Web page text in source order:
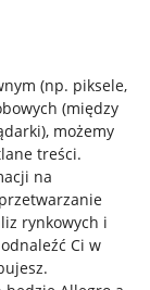
(np. piksele,
(między
, możemy
treści.
na
rynkowych i
Ci w